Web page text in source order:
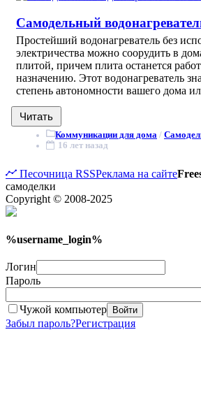
Простейший водонагреватель без
электричества можно соорудить в
плитой, причем плита останется
назначению. Этот водонагреватель
степень автономности вашего дома
Читать
Коммуникации для дома /
16 лет назад
Песочница RSSРеклама на сайте
самоделки
Copyright © 2008-2025
%username_login%
Логин
Пароль
Чужой компьютер Войти
Забыл пароль?Регистрация